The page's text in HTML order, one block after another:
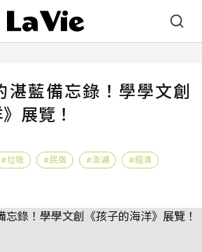
湛藍備忘錄！學學文創
展覽！
垃圾 民宿 澎湖 經濟